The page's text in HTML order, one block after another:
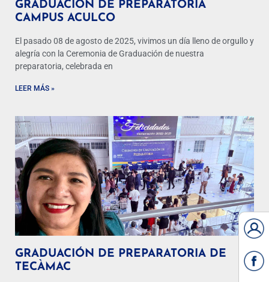
GRADUACIÓN DE PREPARATORIA
CAMPUS ACULCO
El pasado 08 de agosto de 2025, vivimos un día lleno de orgullo y
alegría con la Ceremonia de Graduación de nuestra
preparatoria, celebrada en
LEER MÁS »
GRADUACIÓN DE PREPARATORIA DE
TECÀMAC